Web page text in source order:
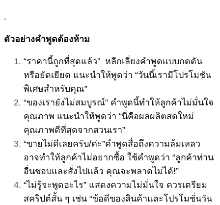
.
ตัวอย่างคำพูดต้องห้าม
“ราคานี้ถูกที่สุดแล้ว” หลีกเลี่ยงคำพูดแบบกดดัน
หรือยัดเยียด แนะนำให้พูดว่า “วันนี้เรามีโปรโมชัน
พิเศษสำหรับคุณ”
“ของเรายังไม่สมบูรณ์” คำพูดนี้ทำให้ลูกค้าไม่มั่นใจ
คุณภาพ แนะนำให้พูดว่า “นี่คือผลผลิตสดใหม่
คุณภาพดีที่สุดจากสวนเรา”
“ขายไม่ดีเลยครับ/ค่ะ”คำพูดสื่อถึงความล้มเหลว
อาจทำให้ลูกค้าไม่อยากซื้อ ใช้คำพูดว่า “ลูกค้าท่าน
อื่นชอบและสั่งไปแล้ว คุณจะพลาดไม่ได้!”
“ไม่รู้จะพูดอะไร” แสดงความไม่มั่นใจ ควรเตรียม
สคริปต์สั้น ๆ เช่น “ข้อดีของสินค้าและโปรโมชั่นวัน